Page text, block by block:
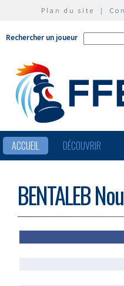
Plan du site |
Rechercher un joueur
ACCUEIL DÉCOUVRIR
BENTALEB